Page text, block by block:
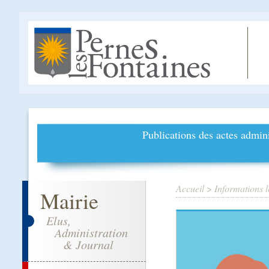
Publications des actes
Mairie
Elus,
Administration
& Journal
Accueil> Informations